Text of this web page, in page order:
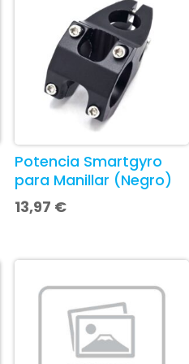
Potencia Smartgyro
para Manillar (Negro)
13,97 €